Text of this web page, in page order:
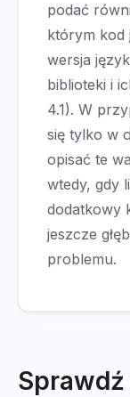
podać
którym kod
wersja
biblioteki i
4.1). W
się tylko w
opisać te
wtedy, gdy
dodatkowy
jeszcze
problemu.